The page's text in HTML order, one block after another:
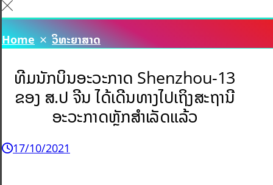
Home ວິທະຍາສາດ
ທີມນັກບິນອະວະກາດ Shenzhou-13
ຂອງ ສ.ປ ຈີນ ໄດ້ເດີນທາງໄປເຖິງສະຖານີ
ອະວະກາດຫຼັກສຳເລັດແລ້ວ
17/10/2021